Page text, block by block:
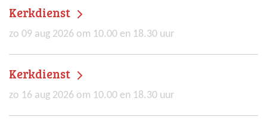
Kerkdienst
zo 09 aug 2026 om 10.00 en 18.30 uur
Kerkdienst
zo 16 aug 2026 om 10.00 en 18.30 uur